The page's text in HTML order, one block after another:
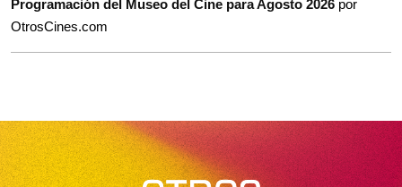
Programación del Museo del Cine para Agosto 2026 por
OtrosCines.com